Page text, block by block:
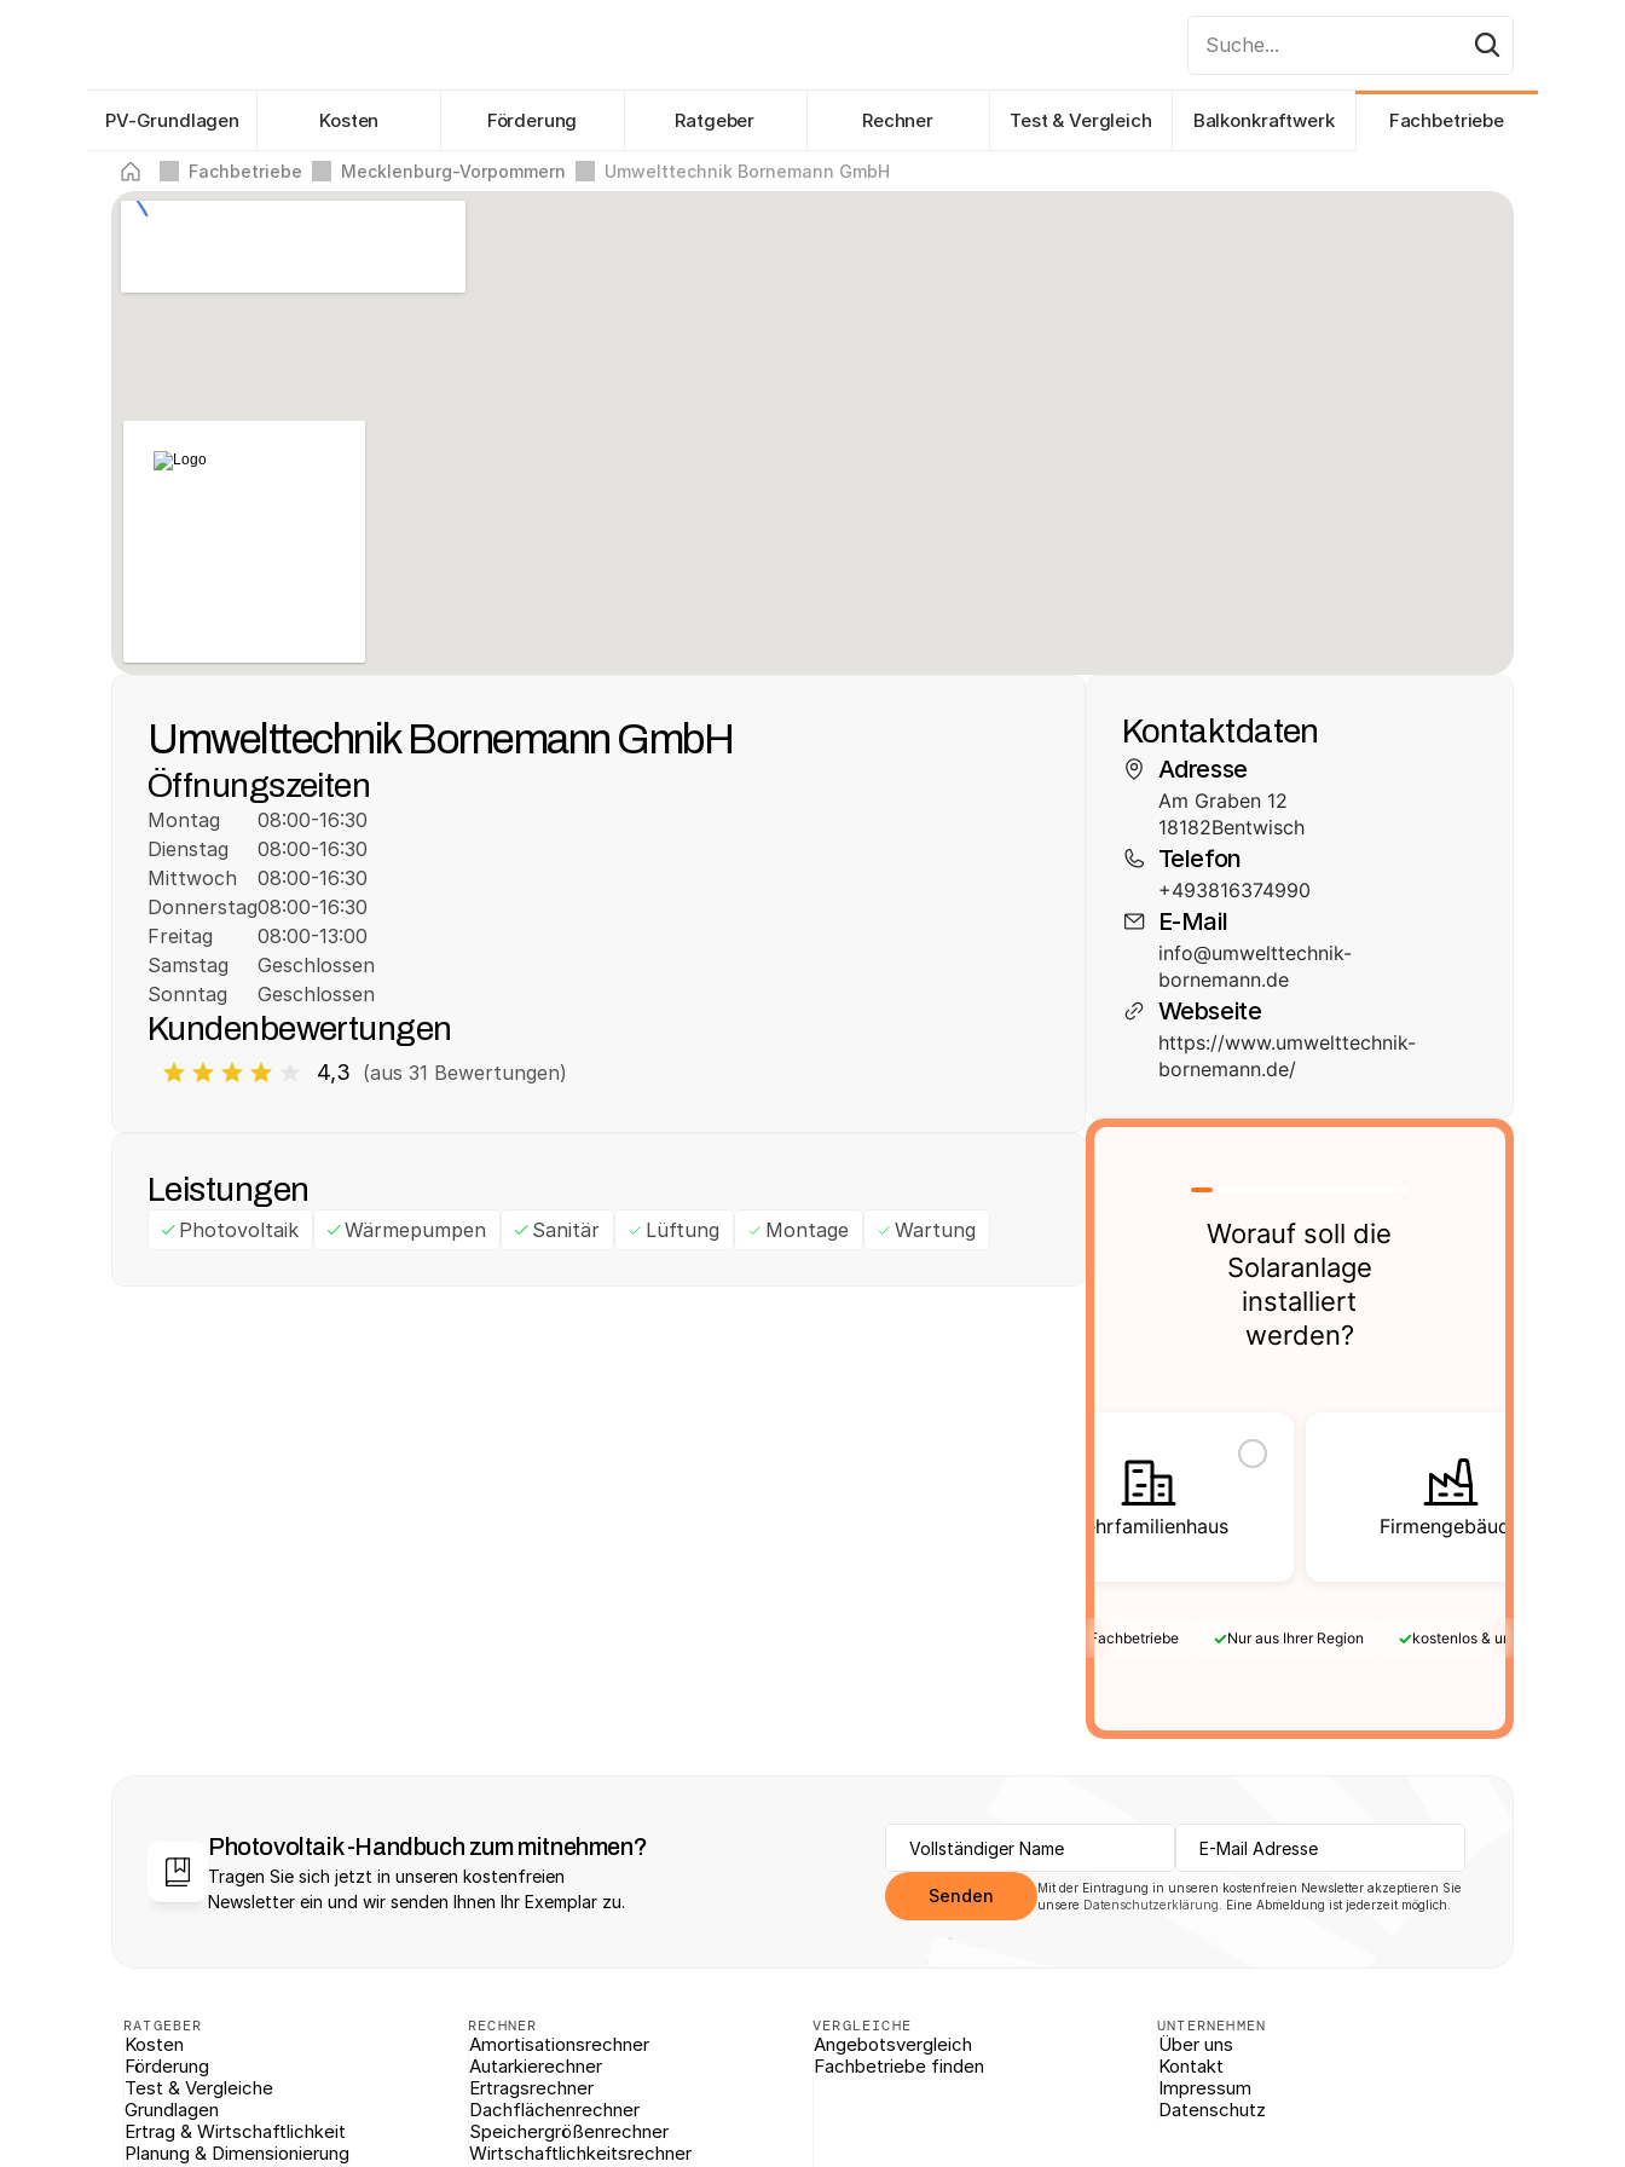
Suche...
PV-Grundlagen Kosten Förderung Ratgeber Rechner Test & Vergleich Balkonkraftwerk Fachbetriebe
Fachbetriebe Mecklenburg-Vorpommern Umwelttechnik Bornemann GmbH
Umwelttechnik Bornemann GmbH
Öffnungszeiten
Montag
Dienstag
Mittwoch
Donnerstag
Freitag
Samstag
Sonntag
08:00-16:30
08:00-16:30
08:00-16:30
08:00-16:30
08:00-13:00
Geschlossen
Geschlossen
Kundenbewertungen
4,3 (aus 31 Bewertungen)
Leistungen
Photovoltaik Wärmepumpen Sanitär Lüftung Montage Wartung
Kontaktdaten
Adresse
Am Graben 12
18182Bentwisch
Telefon
+493816374990
E-Mail
info@umwelttechnik-
bornemann.de
Webseite
https://www.umwelttechnik-
bornemann.de/
Worauf soll die
Solaranlage
installiert
werden?
Mehrfamilienhaus Firmengebäude
Geprüfte Fachbetriebe ✓Nur aus Ihrer Region ✓kostenlos & unverbindlich
Photovoltaik -Handbuch zum mitnehmen?
Tragen Sie sich jetzt in unseren kostenfreien
Newsletter ein und wir senden Ihnen Ihr Exemplar zu.
Senden
Mit der Eintragung in unseren kostenfreien Newsletter akzeptieren Sie
unsere Datenschutzerklärung . Eine Abmeldung ist jederzeit möglich.
RATGEBER
Kosten
Förderung
Test & Vergleiche
Grundlagen
Ertrag & Wirtschaftlichkeit
Planung & Dimensionierung
RECHNER
Amortisationsrechner
Autarkierechner
Ertragsrechner
Dachflächenrechner
Speichergrößenrechner
Wirtschaftlichkeitsrechner
VERGLEICHE
Angebotsvergleich
Fachbetriebe finden
UNTERNEHMEN
Über uns
Kontakt
Impressum
Datenschutz